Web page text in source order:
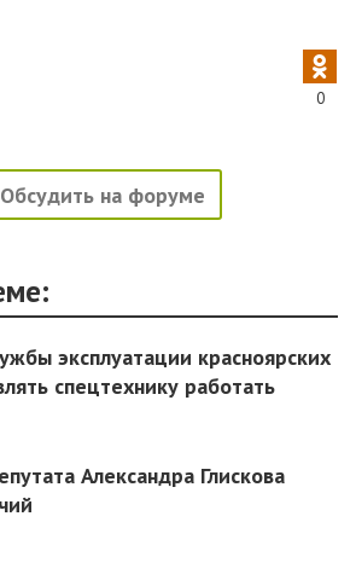
0
Обсудить на форуме
эксплуатации красноярских
спецтехнику работать
Александра Глискова